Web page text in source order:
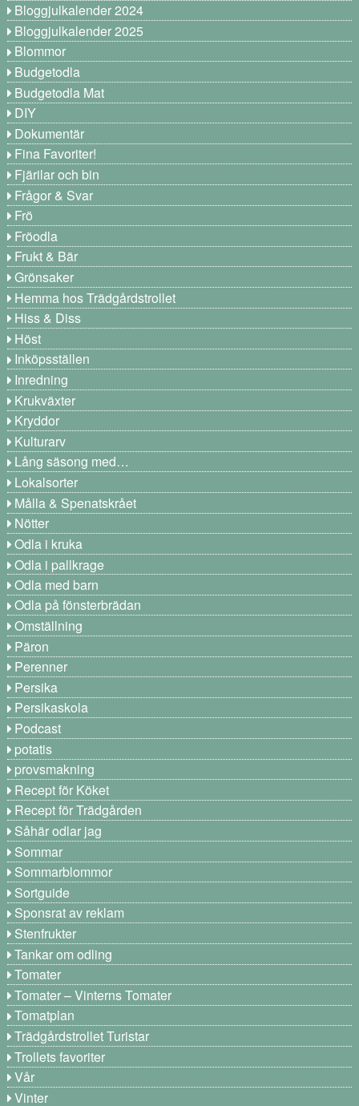
Bloggjulkalender 2024
Bloggjulkalender 2025
Blommor
Budgetodla
Budgetodla Mat
DIY
Dokumentär
Fina Favoriter!
Fjärilar och bin
Frågor & Svar
Frö
Fröodla
Frukt & Bär
Grönsaker
Hemma hos Trädgårdstrollet
Hiss & Diss
Höst
Inköpsställen
Inredning
Krukväxter
Kryddor
Kulturarv
Lång säsong med…
Lokalsorter
Målla & Spenatskrået
Nötter
Odla i kruka
Odla i pallkrage
Odla med barn
Odla på fönsterbrädan
Omställning
Päron
Perenner
Persika
Persikaskola
Podcast
potatis
provsmakning
Recept för Köket
Recept för Trädgården
Såhär odlar jag
Sommar
Sommarblommor
Sortguide
Sponsrat av reklam
Stenfrukter
Tankar om odling
Tomater
Tomater – Vinterns Tomater
Tomatplan
Trädgårdstrollet Turistar
Trollets favoriter
Vår
Vinter